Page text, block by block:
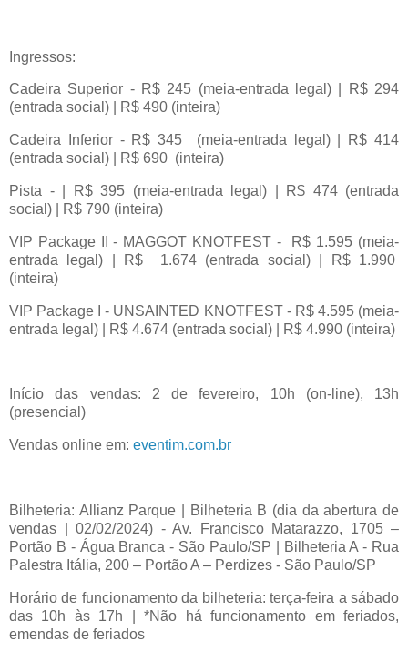
Ingressos:
Cadeira Superior - R$ 245 (meia-entrada legal) | R$ 294
(entrada social) | R$ 490 (inteira)
Cadeira Inferior - R$ 345 (meia-entrada legal) | R$ 414
(entrada social) | R$ 690 (inteira)
Pista - | R$ 395 (meia-entrada legal) | R$ 474 (entrada
social) | R$ 790 (inteira)
VIP Package II - MAGGOT KNOTFEST - R$ 1.595 (meia-
entrada legal) | R$ 1.674 (entrada social) | R$ 1.990
(inteira)
VIP Package I - UNSAINTED KNOTFEST - R$ 4.595 (meia-
entrada legal) | R$ 4.674 (entrada social) | R$ 4.990 (inteira)
Início das vendas: 2 de fevereiro, 10h (on-line), 13h
(presencial)
Vendas online em: eventim.com.br
Bilheteria: Allianz Parque | Bilheteria B (dia da abertura de
vendas | 02/02/2024) - Av. Francisco Matarazzo, 1705 –
Portão B - Água Branca - São Paulo/SP | Bilheteria A - Rua
Palestra Itália, 200 – Portão A – Perdizes - São Paulo/SP
Horário de funcionamento da bilheteria: terça-feira a sábado
das 10h às 17h | *Não há funcionamento em feriados,
emendas de feriados